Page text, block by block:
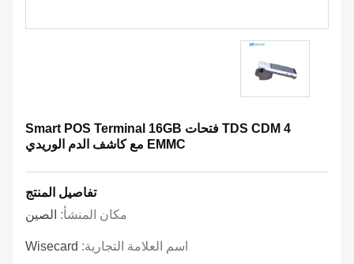
TDS CDM 4 فتحات Smart POS Terminal 16GB
EMMC مع كاشف الدم الوريدي
تفاصيل المنتج
مكان المنشأ: الصين
اسم العلامة التجارية: Wisecard